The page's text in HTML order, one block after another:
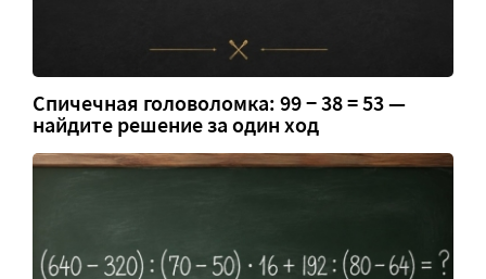
Спичечная головоломка: 99 − 38 = 53 —
найдите решение за один ход